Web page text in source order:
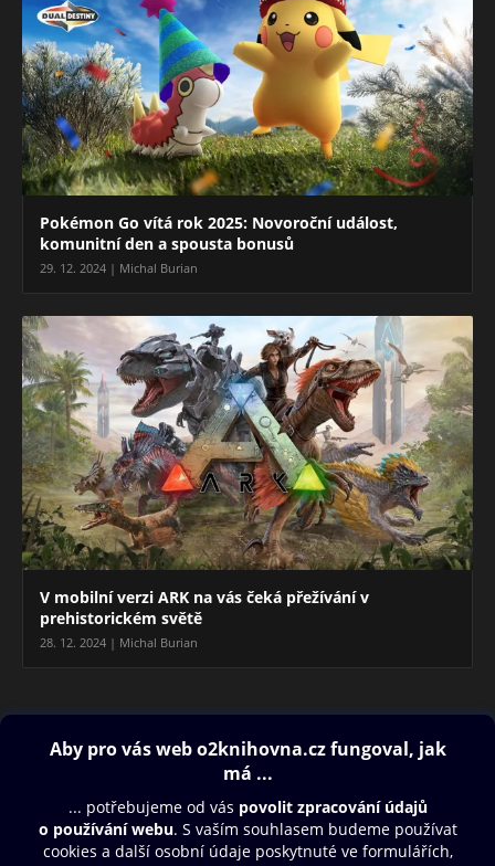
Pokémon Go vítá rok 2025: Novoroční událost,
komunitní den a spousta bonusů
29. 12. 2024 | Michal Burian
V mobilní verzi ARK na vás čeká přežívání v
prehistorickém světě
28. 12. 2024 | Michal Burian
Blog
Obsah ke stažení
Moje O2 Knihovna